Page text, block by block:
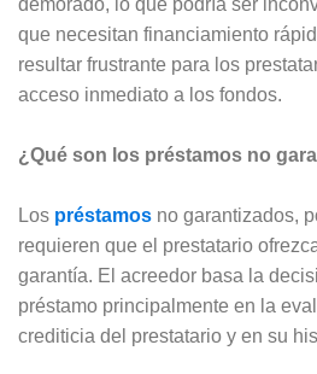
demorado, lo que podría ser
que necesitan financiamiento
resultar frustrante para los
acceso inmediato a los fondos.
¿Qué son los préstamos no
Los préstamos no garantizados,
requieren que el prestatario
garantía. El acreedor basa la
préstamo principalmente en la
crediticia del prestatario y en su